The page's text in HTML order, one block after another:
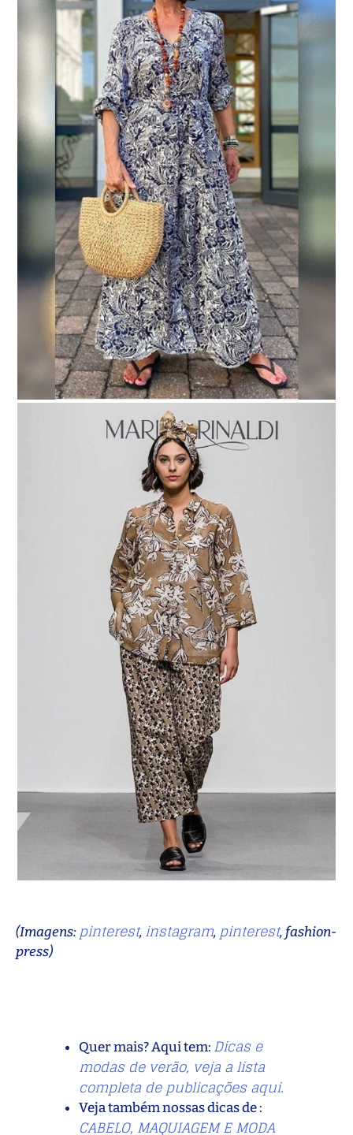
(Imagens:pinterest, instagram, pinterest, fashion-
press)
Quer mais? Aqui tem: Dicas e
modas de verão, veja a lista
completa de publicações aqui.
Veja também nossas dicas de :
CABELO, MAQUIAGEM E MODA